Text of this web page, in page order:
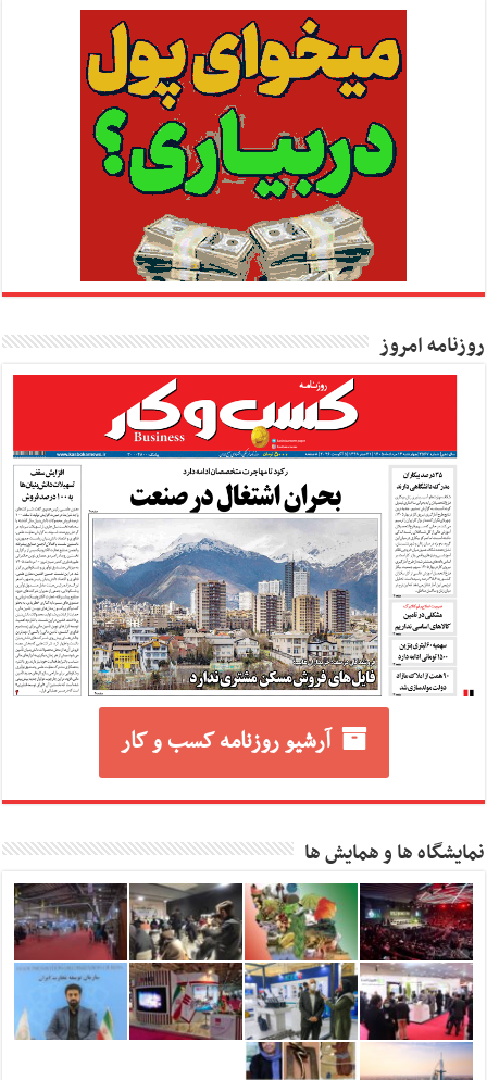
روزنامه امروز
آرشیو روزنامه کسب و کار
نمایشگاه ها و همایش ها